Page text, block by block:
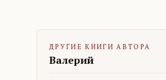
ДРУГИЕ КНИГИ АВТОРА
Валерий